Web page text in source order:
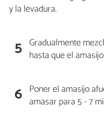
y la levadura.
5 Gradualmente
hasta que el
6 Poner el amasijo
amasar para 5 - 7